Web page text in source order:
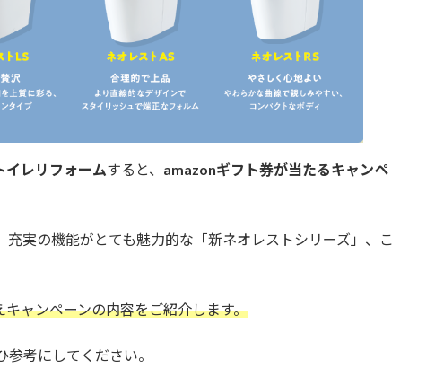
イレリフォームすると、 amazonギフト券が当たるキャンペ
実の機能がとても魅力的な「新ネオレストシリーズ」、こ
ャンペーンの内容をご紹介します。
考にしてください。